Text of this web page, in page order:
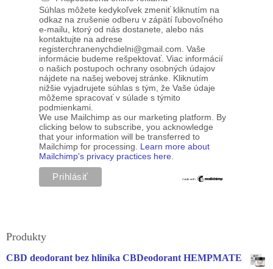
Súhlas môžete kedykoľvek zmeniť kliknutím na
odkaz na zrušenie odberu v zápätí ľubovoľného
e-mailu, ktorý od nás dostanete, alebo nás
kontaktujte na adrese
registerchranenychdielni@gmail.com. Vaše
informácie budeme rešpektovať. Viac informácií
o našich postupoch ochrany osobných údajov
nájdete na našej webovej stránke. Kliknutím
nižšie vyjadrujete súhlas s tým, že Vaše údaje
môžeme spracovať v súlade s týmito
podmienkami.
We use Mailchimp as our marketing platform. By
clicking below to subscribe, you acknowledge
that your information will be transferred to
Mailchimp for processing. Learn more about
Mailchimp's privacy practices here.
Produkty
CBD deodorant bez hliníka CBDeodorant HEMPMATE